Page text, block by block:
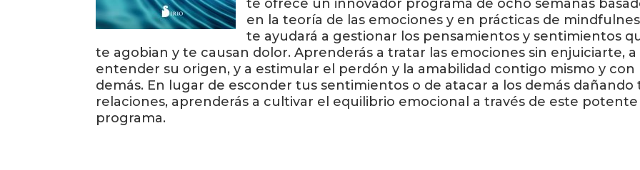
te ofrece un innovador programa de ocho semanas
en la teoría de las emociones y en prácticas de
te ayudará a gestionar los pensamientos y sentimientos
te agobian y te causan dolor. Aprenderás a tratar las emociones sin enjuiciarte, a
entender su origen, y a estimular el perdón y la amabilidad contigo mismo y con
demás. En lugar de esconder tus sentimientos o de atacar a los demás dañando
relaciones, aprenderás a cultivar el equilibrio emocional a través de este potente
programa.